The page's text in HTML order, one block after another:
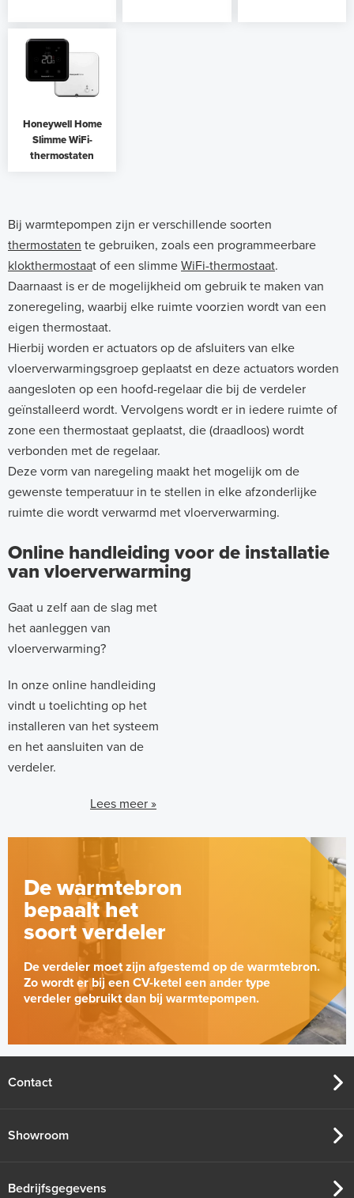
Honeywell Home
Slimme WiFi-
thermostaten
Bij warmtepompen zijn er verschillende soorten
thermostaten te gebruiken, zoals een programmeerbare
klokthermostaat of een slimme WiFi-thermostaat.
Daarnaast is er de mogelijkheid om gebruik te maken van
zoneregeling, waarbij elke ruimte voorzien wordt van een
eigen thermostaat.
Hierbij worden er actuators op de afsluiters van elke
vloerverwarmingsgroep geplaatst en deze actuators worden
aangesloten op een hoofd-regelaar die bij de verdeler
geïnstalleerd wordt. Vervolgens wordt er in iedere ruimte of
zone een thermostaat geplaatst, die (draadloos) wordt
verbonden met de regelaar.
Deze vorm van naregeling maakt het mogelijk om de
gewenste temperatuur in te stellen in elke afzonderlijke
ruimte die wordt verwarmd met vloerverwarming.
Online handleiding voor de installatie
van vloerverwarming
Gaat u zelf aan de slag met
het aanleggen van
vloerverwarming?
In onze online handleiding
vindt u toelichting op het
installeren van het systeem
en het aansluiten van de
verdeler.
Lees meer »
De warmtebron
bepaalt het
soort verdeler
De verdeler moet zijn afgestemd op de warmtebron.
Zo wordt er bij een CV-ketel een ander type
verdeler gebruikt dan bij warmtepompen.
Contact
Showroom
Bedrijfsgegevens